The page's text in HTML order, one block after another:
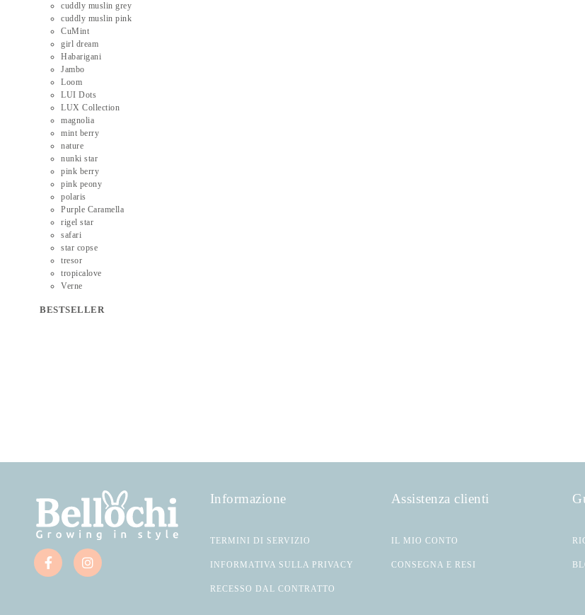
cuddly muslin grey
cuddly muslin pink
CuMint
girl dream
Habarigani
Jambo
Loom
LUI Dots
LUX Collection
magnolia
mint berry
nature
nunki star
pink berry
pink peony
polaris
Purple Caramella
rigel star
safari
star copse
tresor
tropicalove
Verne
BESTSELLER
Informazione
TERMINI DI SERVIZIO
INFORMATIVA SULLA PRIVACY
RECESSO DAL CONTRATTO
Assistenza clienti
IL MIO CONTO
CONSEGNA E RESI